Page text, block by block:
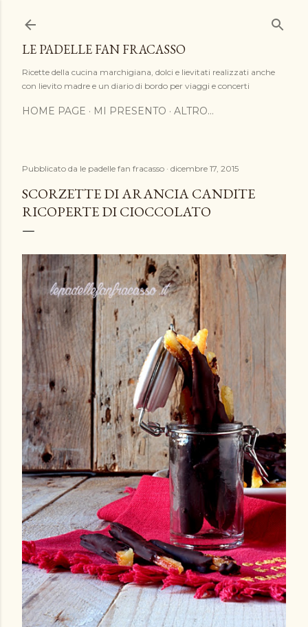
LE PADELLE FAN FRACASSO
Ricette della cucina marchigiana, dolci e lievitati realizzati anche
con lievito madre e un diario di bordo per viaggi e concerti
HOME PAGE MI PRESENTO ALTRO…
Pubblicato da le padelle fan fracasso dicembre 17, 2015
SCORZETTE DI ARANCIA CANDITE
RICOPERTE DI CIOCCOLATO